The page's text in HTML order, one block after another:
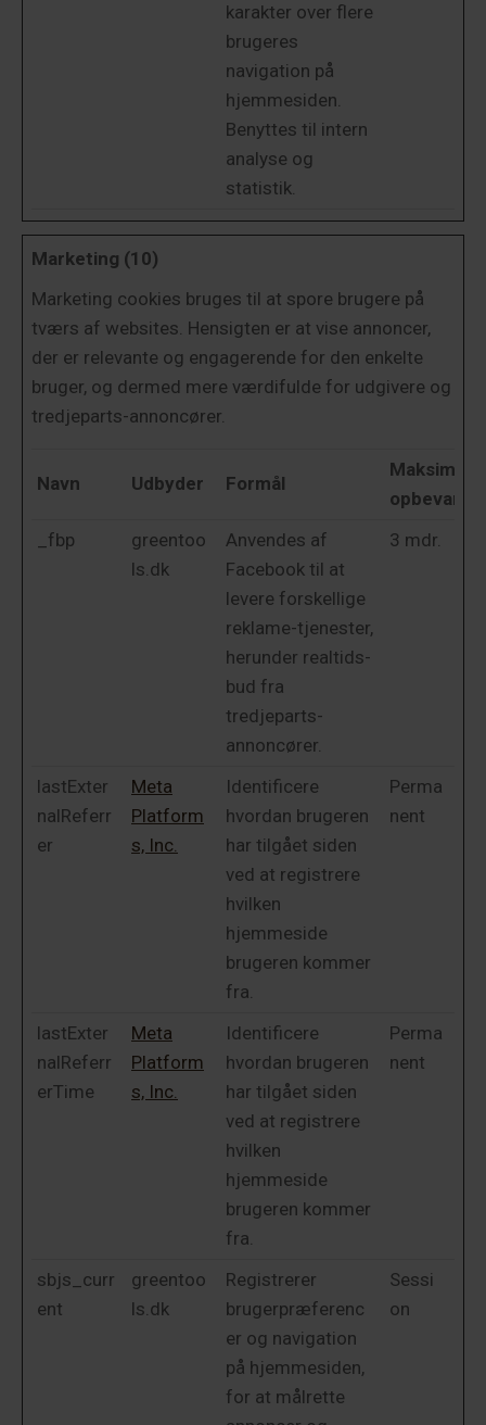
karakter over flere
brugeres
navigation på
hjemmesiden.
Benyttes til intern
analyse og
statistik.
Marketing (10)
Marketing cookies bruges til at spore brugere på
tværs af websites. Hensigten er at vise annoncer,
der er relevante og engagerende for den enkelte
bruger, og dermed mere værdifulde for udgivere og
tredjeparts-annoncører.
Navn Udbyder Formål
Maksimal
_fbp
greentoo
ls.dk
Anvendes af
Facebook til at
levere forskellige
reklame-tjenester,
herunder realtids-
bud fra
tredjeparts-
annoncører.
3 mdr.
lastExter
nalReferr
er
Meta
Platform
s, Inc.
Identificere
hvordan brugeren
har tilgået siden
ved at registrere
hvilken
hjemmeside
brugeren kommer
fra.
Perma
nent
lastExter
nalReferr
erTime
Meta
Platform
s, Inc.
Identificere
hvordan brugeren
har tilgået siden
ved at registrere
hvilken
hjemmeside
brugeren kommer
fra.
Perma
nent
sbjs_curr
ent
greentoo
ls.dk
Registrerer
brugerpræferenc
er og navigation
på hjemmesiden,
for at målrette
Sessi
on